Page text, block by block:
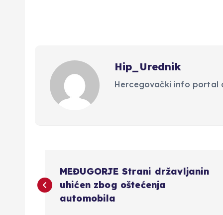
Hip_Urednik
Hercegovački info portal
a
MEĐUGORJE Strani državljanin
uhićen zbog oštećenja
automobila